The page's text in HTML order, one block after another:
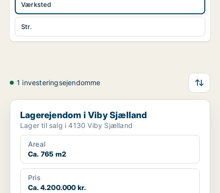
Værksted
Str.
1 investeringsejendomme
Lagerejendom i Viby Sjælland
Lagerejendom i Viby Sjælland
Lager til salg i 4130 Viby Sjælland
Areal
Ca. 765 m2
Pris
Ca. 4.200.000 kr.